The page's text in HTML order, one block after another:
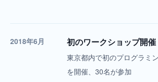
2018年6月 初のワークショップ開催
東京都内で初のプログラミ
を開催、30名が参加